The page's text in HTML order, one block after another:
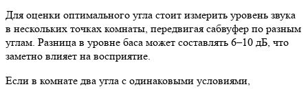
Для оценки оптимального угла стоит измерить уровень звука
в нескольких точках комнаты, передвигая сабвуфер по разным
углам. Разница в уровне баса может составлять 6–10 дБ, что
заметно влияет на восприятие.
Если в комнате два угла с одинаковыми условиями,